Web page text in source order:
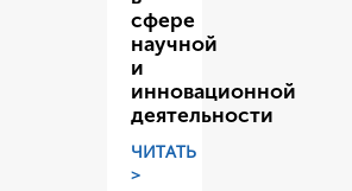
сфере
научной
и
инновационной
деятельности
ЧИТАТЬ
>